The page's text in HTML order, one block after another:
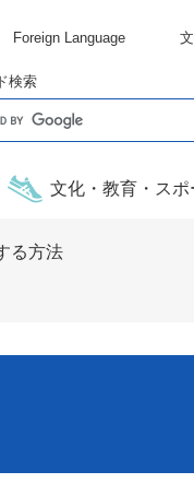
Foreign Language
検索
文化・教育・スポ
る方法